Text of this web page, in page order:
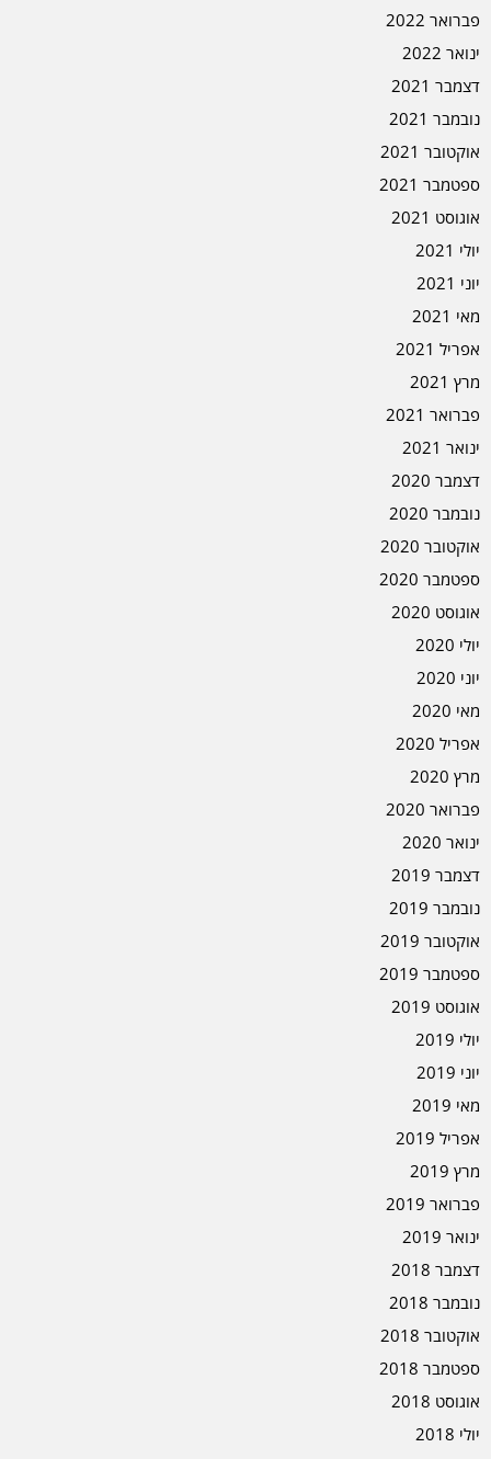
פברואר 2022
ינואר 2022
דצמבר 2021
נובמבר 2021
אוקטובר 2021
ספטמבר 2021
אוגוסט 2021
יולי 2021
יוני 2021
מאי 2021
אפריל 2021
מרץ 2021
פברואר 2021
ינואר 2021
דצמבר 2020
נובמבר 2020
אוקטובר 2020
ספטמבר 2020
אוגוסט 2020
יולי 2020
יוני 2020
מאי 2020
אפריל 2020
מרץ 2020
פברואר 2020
ינואר 2020
דצמבר 2019
נובמבר 2019
אוקטובר 2019
ספטמבר 2019
אוגוסט 2019
יולי 2019
יוני 2019
מאי 2019
אפריל 2019
מרץ 2019
פברואר 2019
ינואר 2019
דצמבר 2018
נובמבר 2018
אוקטובר 2018
ספטמבר 2018
אוגוסט 2018
יולי 2018